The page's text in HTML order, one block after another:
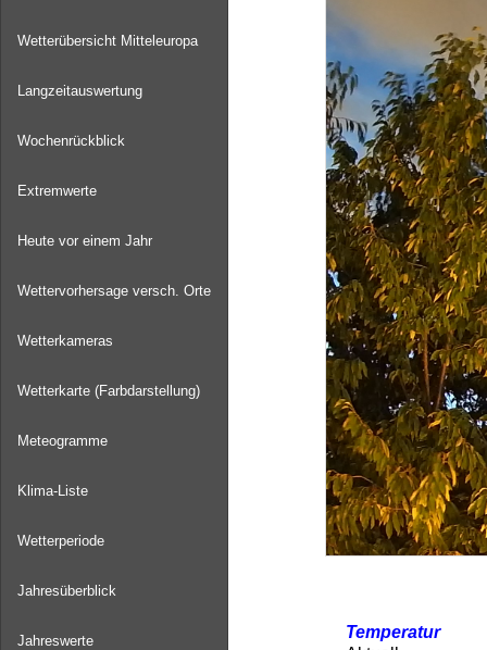
Wetterübersicht Mitteleuropa
Langzeitauswertung
Wochenrückblick
Extremwerte
Heute vor einem Jahr
Wettervorhersage versch. Orte
Wetterkameras
Wetterkarte (Farbdarstellung)
Meteogramme
Klima-Liste
Wetterperiode
Jahresüberblick
Jahreswerte